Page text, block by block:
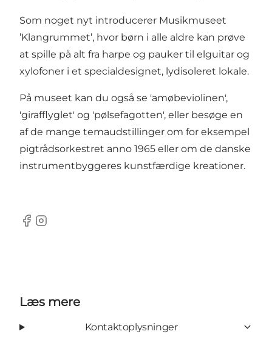
Som noget nyt introducerer Musikmuseet
’Klangrummet’, hvor børn i alle aldre kan prøve
at spille på alt fra harpe og pauker til elguitar og
xylofoner i et specialdesignet, lydisoleret lokale.
På museet kan du også se 'amøbeviolinen',
'girafflyglet' og 'pølsefagotten', eller besøge en
af de mange temaudstillinger om for eksempel
pigtrådsorkestret anno 1965 eller om de danske
instrumentbyggeres kunstfærdige kreationer.
Facebook
Instagram
Læs mere
Kontaktoplysninger